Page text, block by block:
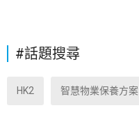
#話題搜尋
HK2 智慧物業保養方案